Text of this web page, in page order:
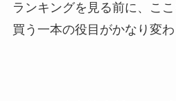
ランキングを見る前に、ここ
買う一本の役目がかなり変わ